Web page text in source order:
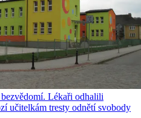
Lékaři odhalili
učitelkám tresty odnětí svobody